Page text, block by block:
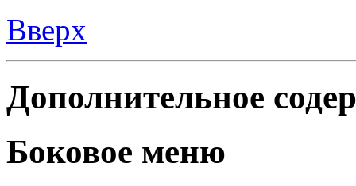
Вверх
Дополнительное
Боковое меню